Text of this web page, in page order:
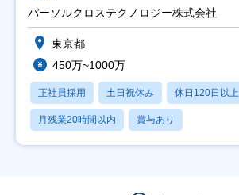
パーソルクロステクノロジー株式会社
東京都
450万~1000万
正社員採用 土日祝休み 休日120日以上
月残業20時間以内 賞与あり